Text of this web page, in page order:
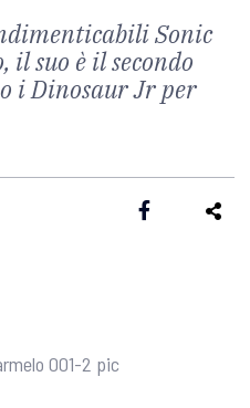
Sonic
il suo è il secondo
i Dinosaur Jr per
001-2 pic